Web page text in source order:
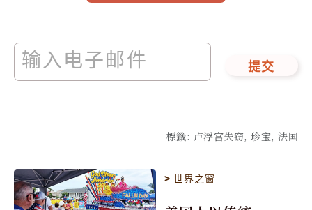
提交
標籤: 卢浮宫失窃, 珍宝, 法国
>世界之窗